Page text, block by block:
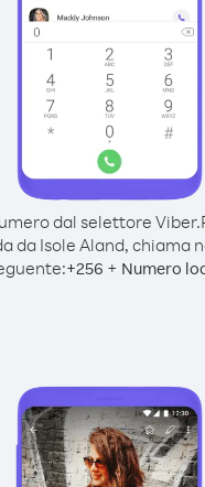
dal selettore Viber.
da Isole Aland, chiama
+256 + Numero